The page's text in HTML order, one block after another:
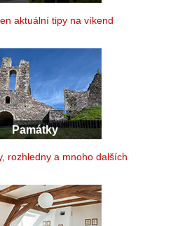
aktuální tipy na víkend
Památky
rozhledny a mnoho dalších